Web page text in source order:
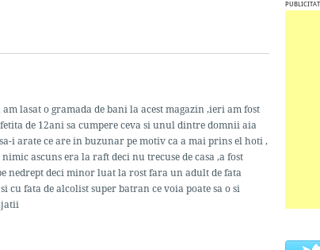
lasat o gramada de bani la acest magazin ,ieri am fost
de 12ani sa cumpere ceva si unul dintre domnii aia
i arate ce are in buzunar pe motiv ca a mai prins el hoti ,
ascuns era la raft deci nu trecuse de casa ,a fost
nedrept deci minor luat la rost fara un adult de fata
fata de alcolist super batran ce voia poate sa o si